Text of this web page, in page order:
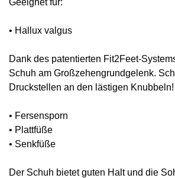
• Hallux valgus
Dank des patentierten Fit2Feet-
Schuh am Großzehengrundgelenk.
Druckstellen an den lästigen Knubbeln!
• Fersensporn
• Plattfüße
• Senkfüße
Der Schuh bietet guten Halt und die